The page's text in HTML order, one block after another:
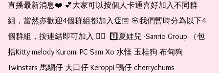
直播最新消息❤️ 💕大家可以按個人卡通喜好加入不同群
組，當然亦歡迎4個群組都加入👏🏻 🌸我們暫時分為以下4
個群組，按連結即可加入 👇🏻  1️⃣夏娃兒 -Sanrio Group （包
括Kitty melody Kuromi PC Sam Xo 水怪 玉桂狗 布甸狗
Twinstars 馬騮仔 大口仔 Keroppi 鴨仔 cherrychums